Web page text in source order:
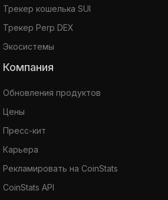
Трекер кошелька SUI
Трекер Perp DEX
Экосистемы
Компания
Обновления продуктов
Цены
Пресс-кит
Карьера
Рекламировать на CoinStats
CoinStats API